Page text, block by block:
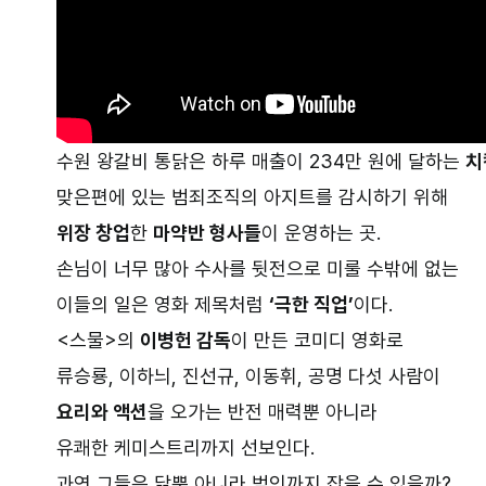
수원 왕갈비 통닭은 하루 매출이 234만 원에 달하는
맞은편에 있는 범죄조직의 아지트를 감시하기 위해
위장 창업한 마약반 형사들이 운영하는 곳.
손님이 너무 많아 수사를 뒷전으로 미룰 수밖에 없는
이들의 일은 영화 제목처럼 ‘극한 직업’이다.
<스물>의 이병헌 감독이 만든 코미디 영화로
류승룡, 이하늬, 진선규, 이동휘, 공명 다섯 사람이
요리와 액션을 오가는 반전 매력뿐 아니라
유쾌한 케미스트리까지 선보인다.